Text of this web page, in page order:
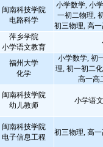
闽南科技学院
电路科学
小学数学, 小
一初二物理,
初三物理, 高
萍乡学院
小学语文教育
福州大学
化学
小学数学, 初
理, 初一初二
高一高
闽南科技学院
幼儿教师
小学语
闽南科技学院
电子信息工程
初三物理, 高